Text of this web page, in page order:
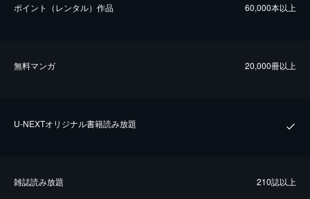
ポイント（レンタル）作品 60,000本以上
無料マンガ 20,000冊以上
U-NEXTオリジナル書籍読み放題
雑誌読み放題 210誌以上